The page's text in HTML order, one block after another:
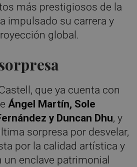
más prestigiosos de la
impulsado su carrera y
global.
que ya cuenta con
Ángel Martín, Sole
y Duncan Dhu, y
sorpresa por desvelar,
por la calidad artística y
un enclave patrimonial